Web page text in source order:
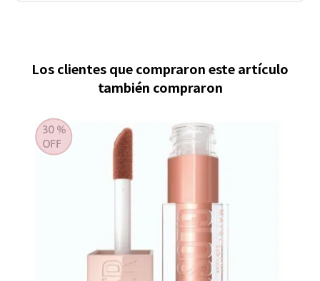
Los clientes que compraron este artículo
también compraron